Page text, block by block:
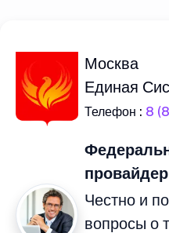
Москва
Единая
Телефон : 8
провайдер
Честно и
вопросы о